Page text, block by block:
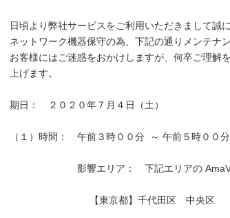
日頃より弊社サービスをご利用いただきまして誠
ネットワーク機器保守の為、下記の通りメンテナ
お客様にはご迷惑をおかけしますが、何卒ご理解
上げます。
期日：　２０２０年７月４日（土）
（１）時間：　午前３時００分  ～ 午前５時００分
影響エリア：　下記エリアの AmaVo
【東京都】千代田区　中央